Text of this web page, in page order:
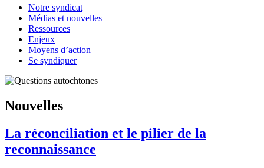
Notre syndicat
Médias et nouvelles
Ressources
Enjeux
Moyens d’action
Se syndiquer
Nouvelles
La réconciliation et le pilier de la
reconnaissance